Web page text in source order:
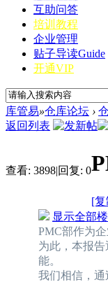
互助问答
培训教程
企业管理
贴子导读Guide
开通VIP
库管易»仓库论坛 ›
返回列表
查看: 3898|回复: 0
[
显示全部
PMC部作为
为此，本报
能。
我们相信，通